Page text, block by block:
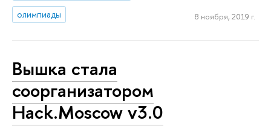
олимпиады 8 ноября, 2019 г.
Вышка стала
соорганизатором
Hack.Moscow v3.0